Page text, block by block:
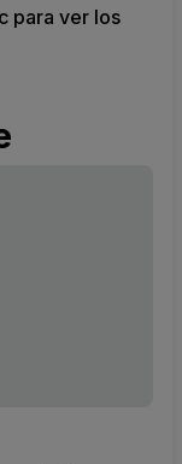
para ver los